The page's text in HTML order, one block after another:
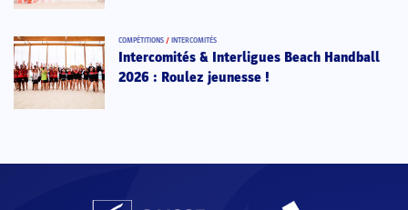
COMPÉTITIONS / INTERCOMITÉS
Intercomités & Interligues Beach Handball
2026 : Roulez jeunesse !